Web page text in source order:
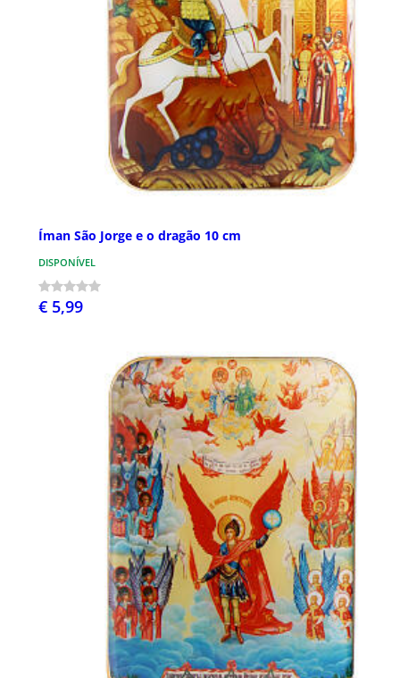
Íman São Jorge e o dragão 10 cm
DISPONÍVEL
€ 5,99